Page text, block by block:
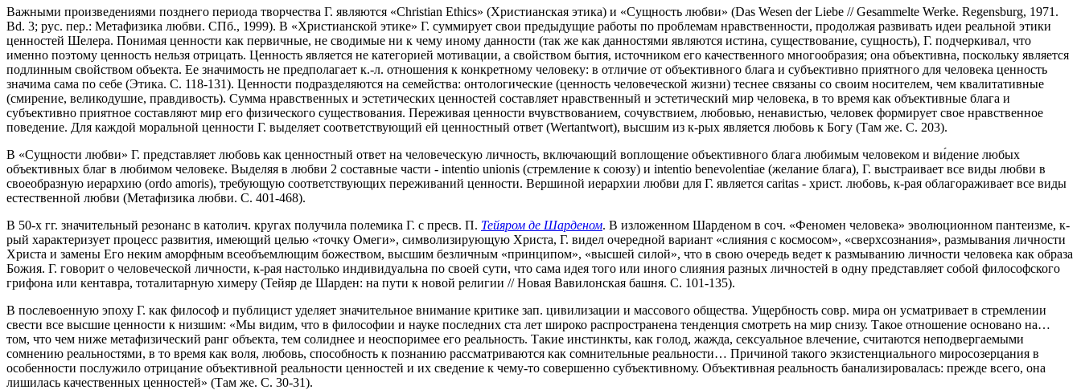
Важными произведениями позднего периода творчества Г. являются «Christian Ethics» (Христианская этика) и «Сущность любви» (Das Wesen der Liebe // Gesammelte Werke. Regensburg, 1971.
Bd. 3; рус. пер.: Метафизика любви. СПб., 1999). В «Христианской этике» Г. суммирует свои предыдущие работы по проблемам нравственности, продолжая развивать идеи реальной этики
ценностей Шелера. Понимая ценности как первичные, не сводимые ни к чему иному данности (так же как данностями являются истина, существование, сущность), Г. подчеркивал, что
именно поэтому ценность нельзя отрицать. Ценность является не категорией мотивации, а свойством бытия, источником его качественного многообразия; она объективна, поскольку является
подлинным свойством объекта. Ее значимость не предполагает к.-л. отношения к конкретному человеку: в отличие от объективного блага и субъективно приятного для человека ценность
значима сама по себе (Этика. С. 118-131). Ценности подразделяются на семейства: онтологические (ценность человеческой жизни) теснее связаны со своим носителем, чем квалитативные
(смирение, великодушие, правдивость). Сумма нравственных и эстетических ценностей составляет нравственный и эстетический мир человека, в то время как объективные блага и
субъективно приятное составляют мир его физического существования. Переживая ценности вчувствованием, сочувствием, любовью, ненавистью, человек формирует свое нравственное
поведение. Для каждой моральной ценности Г. выделяет соответствующий ей ценностный ответ (Wertantwort), высшим из к-рых является любовь к Богу (Там же. С. 203).
В «Сущности любви» Г. представляет любовь как ценностный ответ на человеческую личность, включающий воплощение объективного блага любимым человеком и ви́дение любых
объективных благ в любимом человеке. Выделяя в любви 2 составные части - intentio uniоnis (стремление к союзу) и intentio benevolentiae (желание блага), Г. выстраивает все виды любви в
своеобразную иерархию (ordo amoris), требующую соответствующих переживаний ценности. Вершиной иерархии любви для Г. является caritas - христ. любовь, к-рая облагораживает все виды
естественной любви (Метафизика любви. С. 401-468).
В 50-х гг. значительный резонанс в католич. кругах получила полемика Г. с пресв. П. Тейяром де Шарденом. В изложенном Шарденом в соч. «Феномен человека» эволюционном пантеизме, к-
рый характеризует процесс развития, имеющий целью «точку Омеги», символизирующую Христа, Г. видел очередной вариант «слияния с космосом», «сверхсознания», размывания личности
Христа и замены Его неким аморфным всеобъемлющим божеством, высшим безличным «принципом», «высшей силой», что в свою очередь ведет к размыванию личности человека как образа
Божия. Г. говорит о человеческой личности, к-рая настолько индивидуальна по своей сути, что сама идея того или иного слияния разных личностей в одну представляет собой философского
грифона или кентавра, тоталитарную химеру (Тейяр де Шарден: на пути к новой религии // Новая Вавилонская башня. С. 101-135).
В послевоенную эпоху Г. как философ и публицист уделяет значительное внимание критике зап. цивилизации и массового общества. Ущербность совр. мира он усматривает в стремлении
свести все высшие ценности к низшим: «Мы видим, что в философии и науке последних ста лет широко распространена тенденция смотреть на мир снизу. Такое отношение основано на…
том, что чем ниже метафизический ранг объекта, тем солиднее и неоспоримее его реальность. Такие инстинкты, как голод, жажда, сексуальное влечение, считаются неподвергаемыми
сомнению реальностями, в то время как воля, любовь, способность к познанию рассматриваются как сомнительные реальности… Причиной такого экзистенциального миросозерцания в
особенности послужило отрицание объективной реальности ценностей и их сведение к чему-то совершенно субъективному. Объективная реальность банализировалась: прежде всего, она
лишилась качественных ценностей» (Там же. С. 30-31).